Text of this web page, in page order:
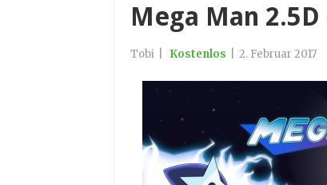
Mega Man
Tobi Kostenlos 2. Februar 2017